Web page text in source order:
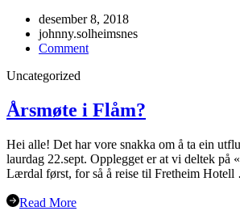
desember 8, 2018
johnny.solheimsnes
Commenton
Uncategorized
Årsmøte i Flåm?
Hei alle! Det har vore snakka om å ta ein
laurdag 22.sept. Opplegget er at vi deltek på
Lærdal først, for så å reise til Fretheim
Read More